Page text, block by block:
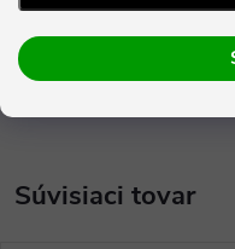
Hodnotenie
Diskusia
Súvisiaci tovar